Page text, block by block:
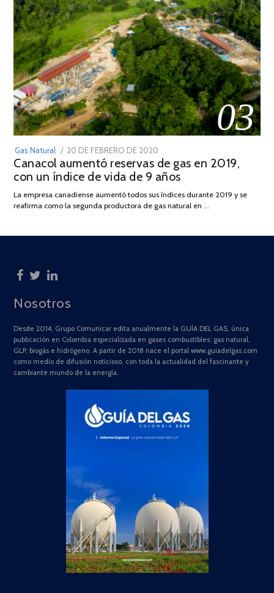
03
Gas Natural
POSTED
ON
20 DE FEBRERO DE 2020
DE
JULIO
2025
Canacol aumentó reservas de gas en 2019,
con un índice de vida de 9 años
La empresa canadiense aumentó todos sus índices durante 2019 y se
reafirma como la segunda productora de gas natural en …
Nosotros
Desde 2014, Grupo Comunicar edita anualmente la GUÍA DEL GAS, única
publicación en Colombia especializada en gases combustibles: gas natural,
GLP, biogás e hidrógeno. A partir de 2018 nace el portal www.guiadelgas.com
como medio de difusión noticioso, con toda la actualidad del fascinante y
cambiante mundo de la energía.